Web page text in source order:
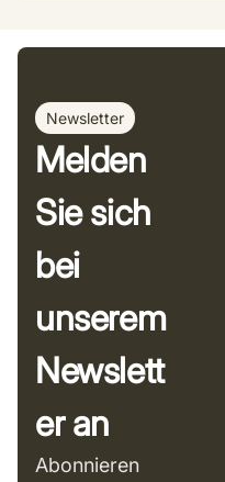
Newsletter
Melden
Sie sich
bei
unserem
Newslett
er an
Abonnieren